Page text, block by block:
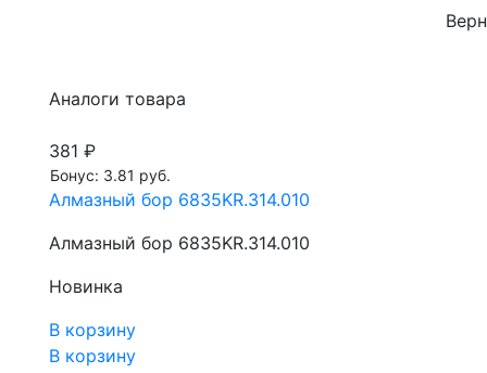
Аналоги товара
381 ₽
Бонус: 3.81 руб.
Алмазный бор 6835KR.314.010
Алмазный бор 6835KR.314.010
Новинка
В корзину
В корзину